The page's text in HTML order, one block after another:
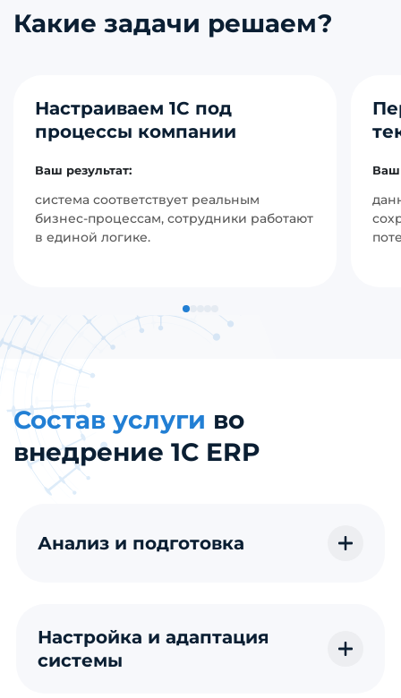
Какие задачи решаем?
Настраиваем 1С под
процессы компании
Ваш результат:
система соответствует реальным
бизнес-процессам, сотрудники работают
в единой логике.
Ваш
Состав услуги во
внедрение 1С ERP
Анализ и подготовка
Настройка и адаптация
системы